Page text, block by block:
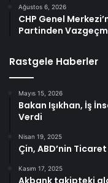
Ağustos 6, 2026
CHP Genel
Partinden
Rastgele Haberler
Mayıs 15, 2026
Bakan Işıkhan, İş
Verdi
Nisan 19, 2025
Çin, ABD’nin
Kasım 17, 2025